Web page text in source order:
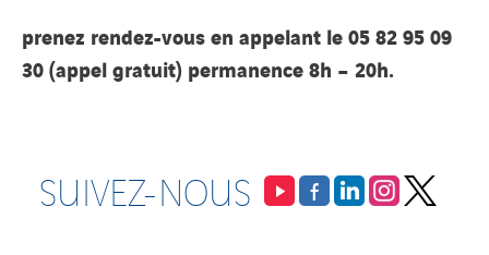
prenez rendez-vous en appelant le 05 82 95 09
30 (appel gratuit) permanence 8h – 20h.
SUIVEZ-NOUS